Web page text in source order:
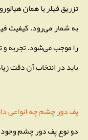
تزریق فیلر یا همان
به شمار می‌رود. کیفیت
را موجب می‌شود. تجربه
باید در انتخاب آن دقت
پف دور چشم چه انواعی
دو نوع پف دور چشم